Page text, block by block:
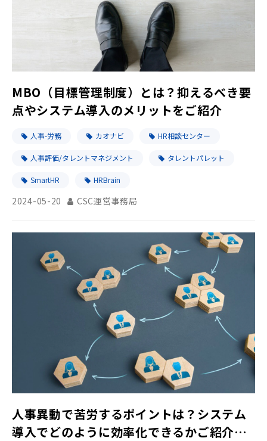
MBO（目標管理制度）とは？抑えるべき要
点やシステム導入のメリットをご紹介
人事-労務 カオナビ HR相談センター
人事評価/タレントマネジメント タレントパレット
SmartHR HRBrain
2024-05-20 CSC運営事務局
人事異動で苦労するポイントは？システム
導入でどのように効率化できるかご紹介し